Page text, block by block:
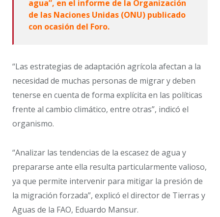
agua”, en el informe de la Organización
de las Naciones Unidas (ONU) publicado
con ocasión del Foro.
“Las estrategias de adaptación agrícola afectan a la
necesidad de muchas personas de migrar y deben
tenerse en cuenta de forma explícita en las políticas
frente al cambio climático, entre otras”, indicó el
organismo.
“Analizar las tendencias de la escasez de agua y
prepararse ante ella resulta particularmente valioso,
ya que permite intervenir para mitigar la presión de
la migración forzada”, explicó el director de Tierras y
Aguas de la FAO, Eduardo Mansur.